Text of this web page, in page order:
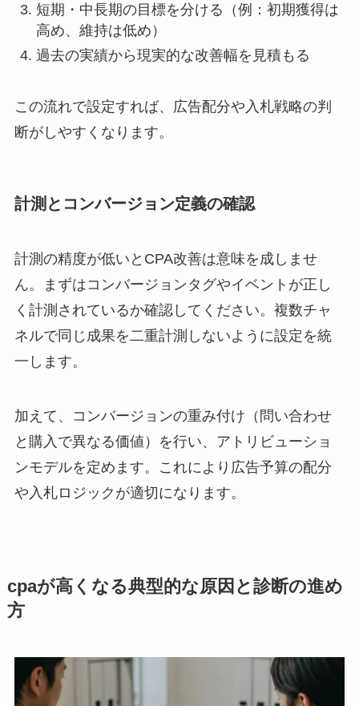
短期・中長期の目標を分ける（例：初期獲得は
高め、維持は低め）
過去の実績から現実的な改善幅を見積もる
この流れで設定すれば、広告配分や入札戦略の判
断がしやすくなります。
計測とコンバージョン定義の確認
計測の精度が低いとCPA改善は意味を成しませ
ん。まずはコンバージョンタグやイベントが正し
く計測されているか確認してください。複数チャ
ネルで同じ成果を二重計測しないように設定を統
一します。
加えて、コンバージョンの重み付け（問い合わせ
と購入で異なる価値）を行い、アトリビューショ
ンモデルを定めます。これにより広告予算の配分
や入札ロジックが適切になります。
cpaが高くなる典型的な原因と診断の進め
方